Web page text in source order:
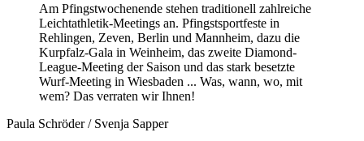
Am Pfingstwochenende stehen traditionell zahlreiche
Leichtathletik-Meetings an. Pfingstsportfeste in
Rehlingen, Zeven, Berlin und Mannheim, dazu die
Kurpfalz-Gala in Weinheim, das zweite Diamond-
League-Meeting der Saison und das stark besetzte
Wurf-Meeting in Wiesbaden ... Was, wann, wo, mit
wem? Das verraten wir Ihnen!
Paula Schröder / Svenja Sapper